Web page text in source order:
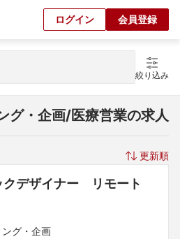
ログイン 会員登録
絞り込み
グ・企画/医療営業の求人
更新順
デザイナー　リモート
グ・企画